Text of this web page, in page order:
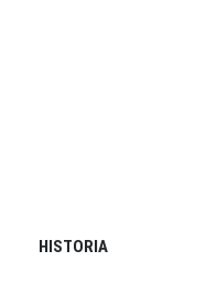
HISTORIA